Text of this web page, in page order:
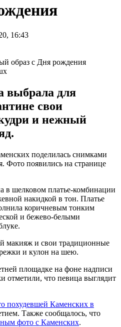
16:43
выбрала для
свои
и нежный
поделилась снимками
Фото появились на странице
в шелковом платье-комбинации
накидкой в тон. Платье
коричневым тонким
и бежево-белыми
макияж и свои традиционные
и кулон на шею.
площадке на фоне надписи
отметили, что певица выглядит
похудевшей Каменских в
Также сообщалось, что
фото с Каменских.